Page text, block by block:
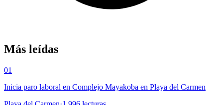
Más leídas
01
Inicia paro laboral en Complejo Mayakoba en Playa del Carmen